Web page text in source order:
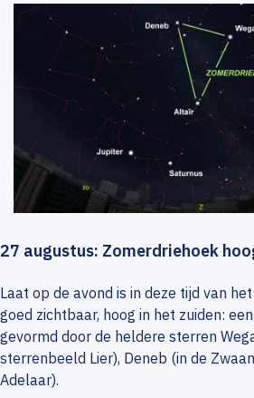
27 augustus: Zomerdriehoek
Laat op de avond is in deze tijd van
goed zichtbaar, hoog in het zuiden:
gevormd door de heldere sterren
sterrenbeeld Lier), Deneb (in de
Adelaar).